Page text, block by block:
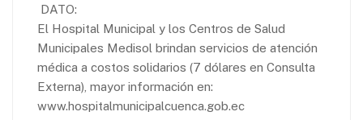
DATO:
El Hospital Municipal y los Centros de Salud
Municipales Medisol brindan servicios de atención
médica a costos solidarios (7 dólares en Consulta
Externa), mayor información en:
www.hospitalmunicipalcuenca.gob.ec